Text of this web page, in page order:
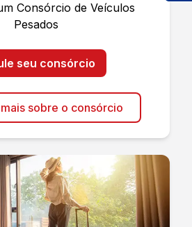
Consórcio de Veículos
Pesados
seu consórcio
sobre o consórcio